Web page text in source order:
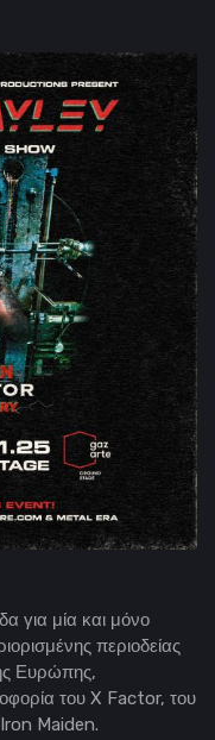
για μία και μόνο
περιοδείας
Ευρώπης,
του X Factor, του
Maiden.